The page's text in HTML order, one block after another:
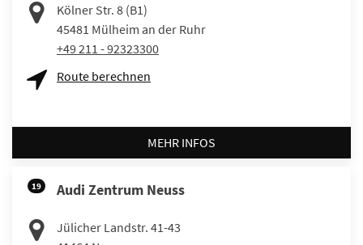
Kölner Str. 8 (B1)
45481 Mülheim an der Ruhr
+49 211 - 92323300
Route berechnen
MEHR INFOS
19 Audi Zentrum Neuss
Jülicher Landstr. 41-43